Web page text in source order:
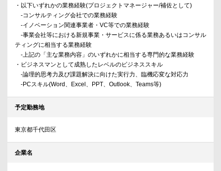
・以下いずれかの業務経験(プロジェクトマネージャー/補佐として)
-コンサルティング会社での業務経験
-イノベーション関連事業者・VC等での業務経験
-事業会社等における新規事業・サービスに係る業務あるいはコンサル
ティングに相当する業務経験
-上記の「主な業務内容」のいずれかに相当する専門的な業務経験
・ビジネスマンとして成熟したレベルのビジネススキル
-論理的思考力及び課題解決に向けた実行力、臨機応変な対応力
-PCスキル(Word、Excel、PPT、Outlook、Teams等)
予定勤務地
東京都千代田区
企業名